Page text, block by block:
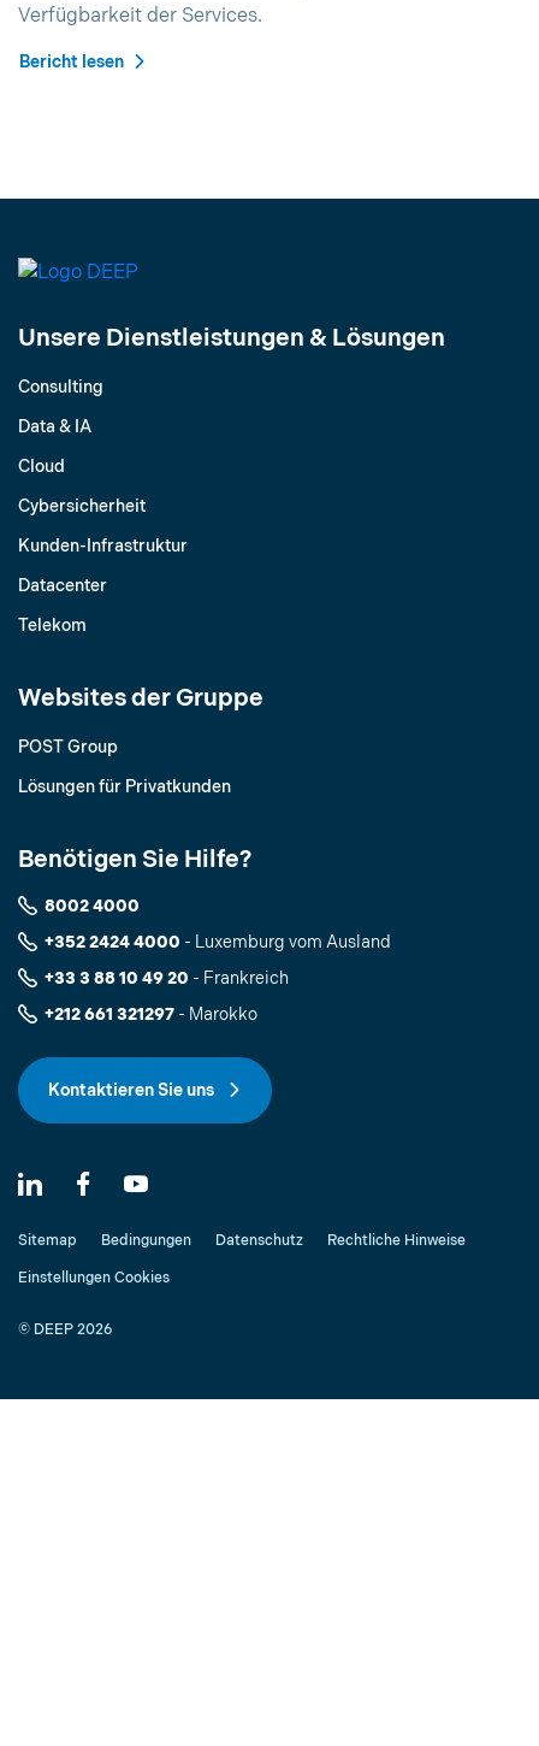
Verfügbarkeit der Services.
Bericht lesen
Unsere Dienstleistungen & Lösungen
Consulting
Data & IA
Cloud
Cybersicherheit
Kunden-Infrastruktur
Datacenter
Telekom
Websites der Gruppe
POST Group
Lösungen für Privatkunden
Benötigen Sie Hilfe?
8002 4000
+352 2424 4000 - Luxemburg vom Ausland
+33 3 88 10 49 20 - Frankreich
+212 661 321297 - Marokko
Kontaktieren Sie uns
Sitemap Bedingungen Datenschutz Rechtliche Hinweise
Einstellungen Cookies
© DEEP 2026